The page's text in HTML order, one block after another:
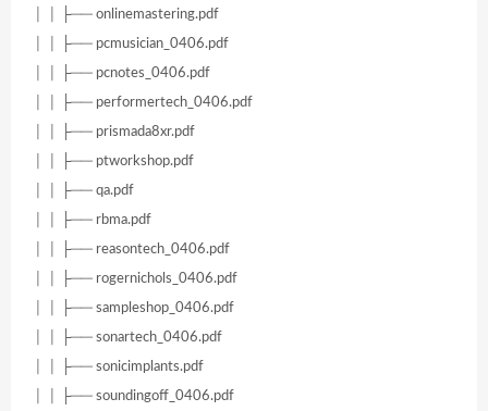
│ │ ├── onlinemastering.pdf
│ │ ├── pcmusician_0406.pdf
│ │ ├── pcnotes_0406.pdf
│ │ ├── performertech_0406.pdf
│ │ ├── prismada8xr.pdf
│ │ ├── ptworkshop.pdf
│ │ ├── qa.pdf
│ │ ├── rbma.pdf
│ │ ├── reasontech_0406.pdf
│ │ ├── rogernichols_0406.pdf
│ │ ├── sampleshop_0406.pdf
│ │ ├── sonartech_0406.pdf
│ │ ├── sonicimplants.pdf
│ │ ├── soundingoff_0406.pdf